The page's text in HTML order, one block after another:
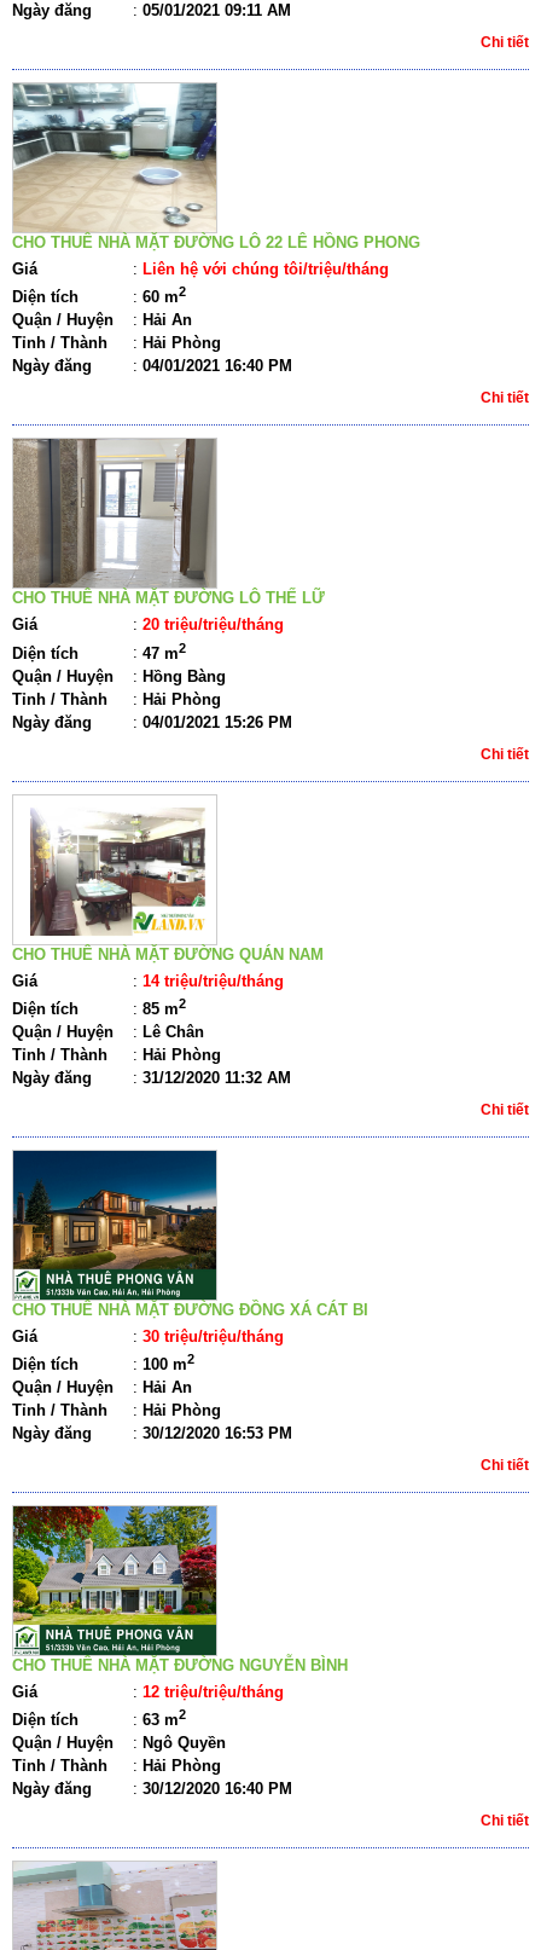
Ngày đăng : 05/01/2021 09:11 AM
Chi tiết
CHO THUÊ NHÀ MẶT ĐƯỜNG LÔ 22 LÊ HỒNG PHONG
Giá
: Liên hệ với chúng tôi/triệu/tháng
Diện tích
: 60 m2
Quận / Huyện : Hải An
Tỉnh / Thành
: Hải Phòng
Ngày đăng
: 04/01/2021 16:40 PM
Chi tiết
CHO THUÊ NHÀ MẶT ĐƯỜNG LÔ THẾ LỮ
Giá
: 20 triệu/triệu/tháng
Diện tích
: 47 m2
Quận / Huyện : Hồng Bàng
Tỉnh / Thành
: Hải Phòng
Ngày đăng
: 04/01/2021 15:26 PM
Chi tiết
CHO THUÊ NHÀ MẶT ĐƯỜNG QUÁN NAM
Giá
: 14 triệu/triệu/tháng
Diện tích
: 85 m2
Quận / Huyện : Lê Chân
Tỉnh / Thành
: Hải Phòng
Ngày đăng
: 31/12/2020 11:32 AM
Chi tiết
CHO THUÊ NHÀ MẶT ĐƯỜNG ĐỒNG XÁ CÁT BI
Giá
: 30 triệu/triệu/tháng
Diện tích
: 100 m2
Quận / Huyện : Hải An
Tỉnh / Thành
: Hải Phòng
Ngày đăng
: 30/12/2020 16:53 PM
Chi tiết
CHO THUÊ NHÀ MẶT ĐƯỜNG NGUYỄN BÌNH
Giá
: 12 triệu/triệu/tháng
Diện tích
: 63 m2
Quận / Huyện : Ngô Quyền
Tỉnh / Thành
: Hải Phòng
Ngày đăng
: 30/12/2020 16:40 PM
Chi tiết